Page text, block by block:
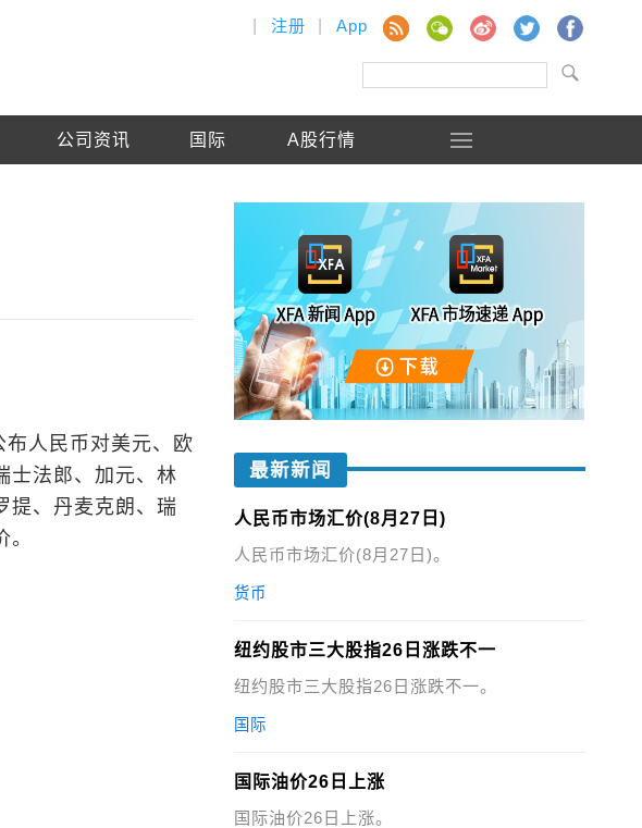
注册 App
公司资讯 国际 A股行情
人民币对美元、欧
士法郎、加元、林
提、丹麦克朗、瑞
最新新闻
人民币市场汇价(8月27日)
人民币市场汇价(8月27日)。
货币
纽约股市三大股指26日涨跌不一
纽约股市三大股指26日涨跌不一。
国际
国际油价26日上涨
国际油价26日上涨。